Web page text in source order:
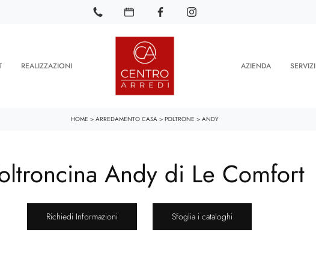
REALIZZAZIONI AZIENDA SERVIZI
HOME > ARREDAMENTO CASA > POLTRONE > ANDY
Andy di Le Comfort
Richiedi Informazioni Sfoglia i cataloghi